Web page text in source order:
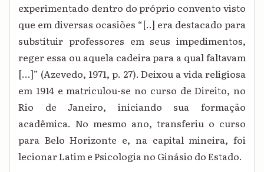
experimentado dentro do próprio convento visto
que em diversas ocasiões “[..] era destacado para
substituir professores em seus impedimentos,
reger essa ou aquela cadeira para a qual faltavam
[...]” (Azevedo, 1971, p. 27). Deixou a vida religiosa
em 1914 e matriculou-se no curso de Direito, no
Rio de Janeiro, iniciando sua formação
acadêmica. No mesmo ano, transferiu o curso
para Belo Horizonte e, na capital mineira, foi
lecionar Latim e Psicologia no Ginásio do Estado.